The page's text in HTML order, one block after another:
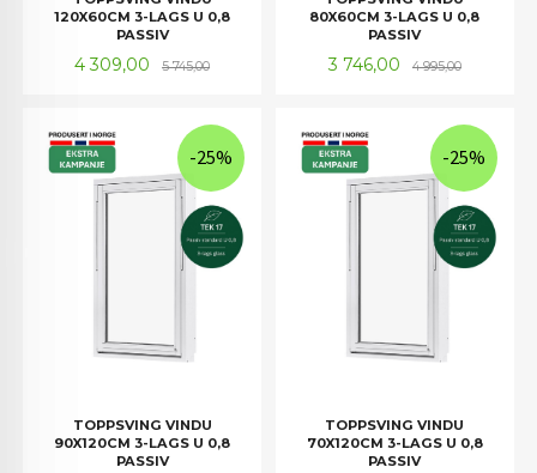
120X60CM 3-LAGS U 0,8
PASSIV
Tilbud
4 309,00 5 745,00Rabatt
80X60CM 3-LAGS U 0,8
PASSIV
Tilbud
3 746,00 4 995,00Rabatt
TOPPSVING VINDU
90X120CM 3-LAGS U 0,8
PASSIV
-25%
TOPPSVING VINDU
70X120CM 3-LAGS U 0,8
PASSIV
-25%